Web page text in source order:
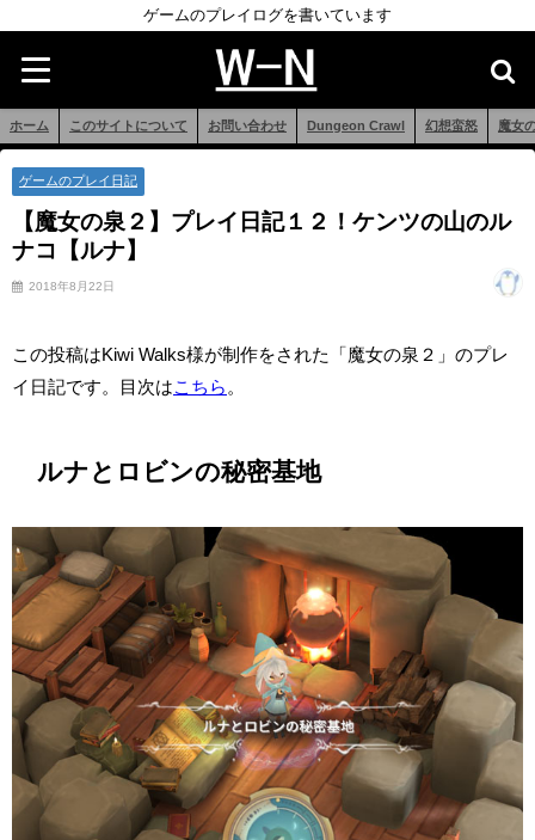
ゲームのプレイログを書いています
ホーム このサイトについて お問い合わせ Dungeon Crawl 幻想蛮怒 魔女
ゲームのプレイ日記
【魔女の泉２】プレイ日記１２！ケンツの山のル
ナコ【ルナ】
2018年8月22日
この投稿はKiwi Walks様が制作をされた「魔女の泉２」のプレ
イ日記です。目次は こちら
ルナとロビンの秘密基地